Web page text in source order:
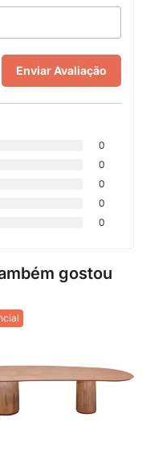
0
0
0
0
0
gostou